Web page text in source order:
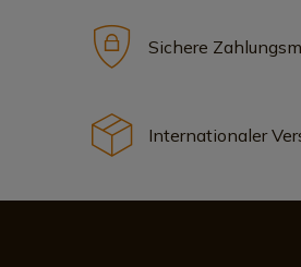
Sichere
Internationaler